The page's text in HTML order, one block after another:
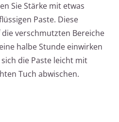
Sie Stärke mit etwas
Paste. Diese
verschmutzten Bereiche
halbe Stunde einwirken
die Paste leicht mit
Tuch abwischen.